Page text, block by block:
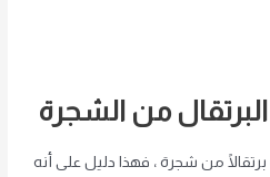
من الشجرة
من شجرة ، فهذا دليل على أنه